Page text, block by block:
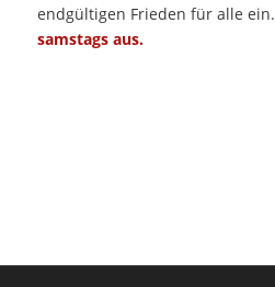
endgültigen Frieden für alle ein.
samstags aus.